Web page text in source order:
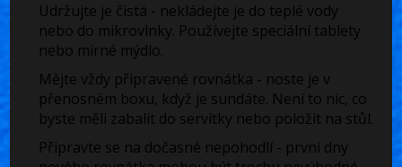
Udržujte je čistá - nekládejte je do teplé vody
nebo do mikrovlnky. Používejte speciální tablety
nebo mírné mýdlo.
Mějte vždy připravené rovnátka - noste je v
přenosném boxu, když je sundáte. Není to nic, co
byste měli zabalit do servítky nebo položit na stůl.
Připravte se na dočasné nepohodlí - první dny